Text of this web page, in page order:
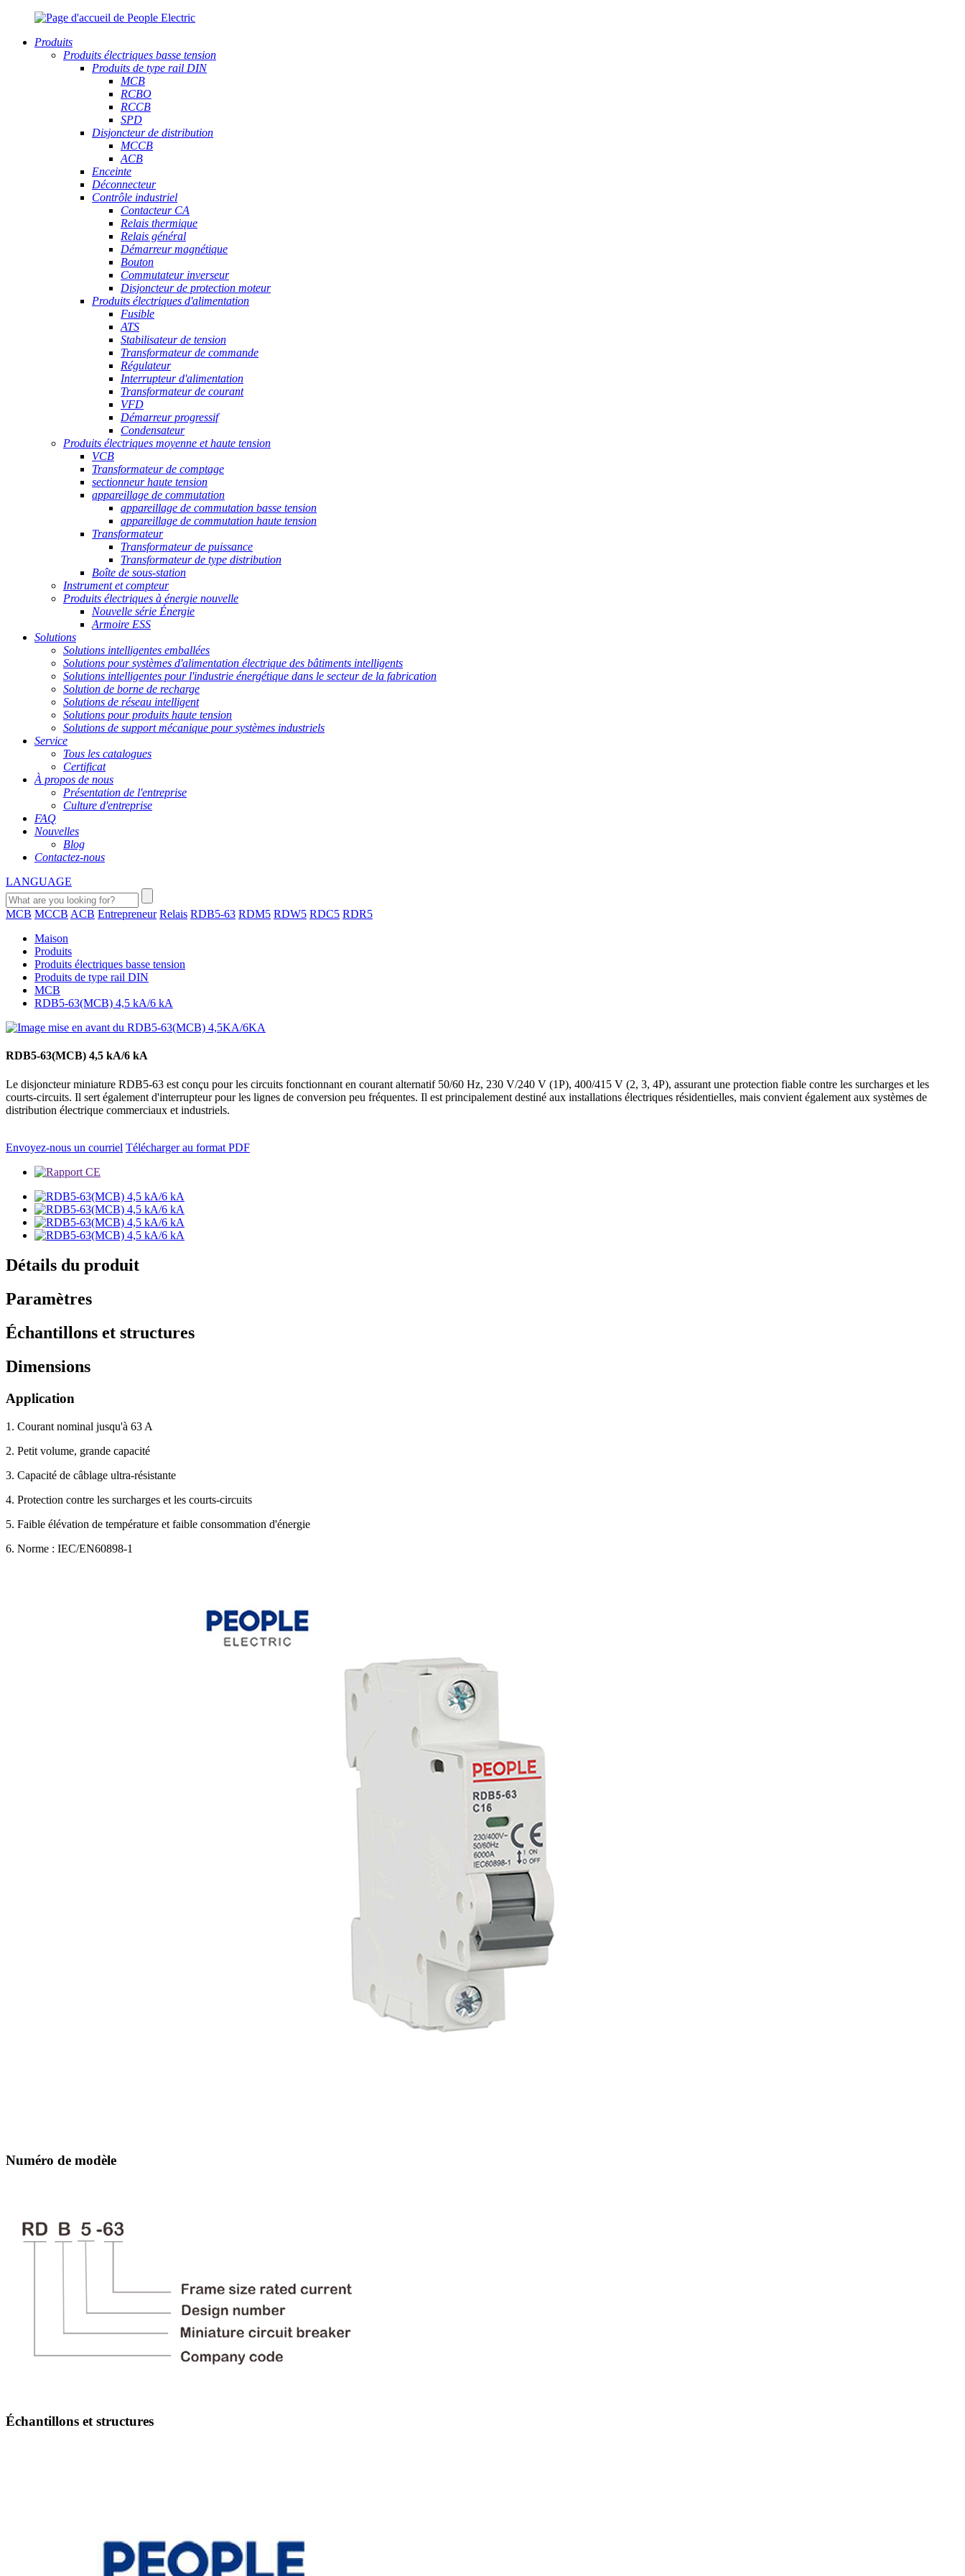
Produits
Produits électriques basse tension
Produits de type rail DIN
MCB
RCBO
RCCB
SPD
Disjoncteur de distribution
MCCB
ACB
Enceinte
Déconnecteur
Contrôle industriel
Contacteur CA
Relais thermique
Relais général
Démarreur magnétique
Bouton
Commutateur inverseur
Disjoncteur de protection moteur
Produits électriques d'alimentation
Fusible
ATS
Stabilisateur de tension
Transformateur de commande
Régulateur
Interrupteur d'alimentation
Transformateur de courant
VFD
Démarreur progressif
Condensateur
Produits électriques moyenne et haute tension
VCB
Transformateur de comptage
sectionneur haute tension
appareillage de commutation
appareillage de commutation basse tension
appareillage de commutation haute tension
Transformateur
Transformateur de puissance
Transformateur de type distribution
Boîte de sous-station
Instrument et compteur
Produits électriques à énergie nouvelle
Nouvelle série Énergie
Armoire ESS
Solutions
Solutions intelligentes emballées
Solutions pour systèmes d'alimentation électrique des bâtiments intelligents
Solutions intelligentes pour l'industrie énergétique dans le secteur de la fabrication
Solution de borne de recharge
Solutions de réseau intelligent
Solutions pour produits haute tension
Solutions de support mécanique pour systèmes industriels
Service
Tous les catalogues
Certificat
À propos de nous
Présentation de l'entreprise
Culture d'entreprise
FAQ
Nouvelles
Blog
Contactez-nous
LANGUAGE
MCB MCCB ACB Entrepreneur Relais RDB5-63 RDM5 RDW5 RDC5 RDR5
Maison
Produits
Produits électriques basse tension
Produits de type rail DIN
MCB
RDB5-63(MCB) 4,5 kA/6 kA
RDB5-63(MCB) 4,5 kA/6 kA
Le disjoncteur miniature RDB5-63 est conçu pour les circuits fonctionnant en courant alternatif 50/60 Hz, 230 V/240 V (1P), 400/415 V (2, 3, 4P), assurant une protection fiable contre les surcharges et les
courts-circuits. Il sert également d'interrupteur pour les lignes de conversion peu fréquentes. Il est principalement destiné aux installations électriques résidentielles, mais convient également aux systèmes de
distribution électrique commerciaux et industriels.
Envoyez-nous un courriel Télécharger au format PDF
Détails du produit
Paramètres
Échantillons et structures
Dimensions
Application
1. Courant nominal jusqu'à 63 A
2. Petit volume, grande capacité
3. Capacité de câblage ultra-résistante
4. Protection contre les surcharges et les courts-circuits
5. Faible élévation de température et faible consommation d'énergie
6. Norme : IEC/EN60898-1
Numéro de modèle
Échantillons et structures